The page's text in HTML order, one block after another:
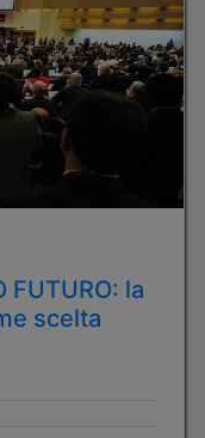
FUTURO: la
scelta